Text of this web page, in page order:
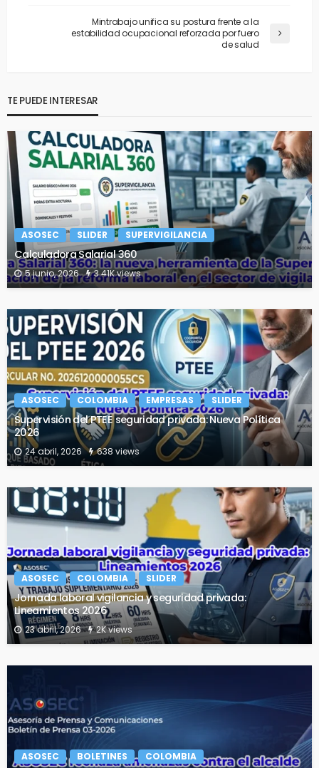
Mintrabajo unifica su postura frente a la
estabilidad ocupacional reforzada por fuero
de salud
TE PUEDE INTERESAR
ASOSEC SLIDER SUPERVIGILANCIA
Calculadora Salarial 360
5 junio, 2026 3.41K views
ASOSEC COLOMBIA EMPRESAS SLIDER
Supervisión del PTEE seguridad privada: Nueva Política
2026
24 abril, 2026 638 views
ASOSEC COLOMBIA SLIDER
Jornada laboral vigilancia y seguridad privada:
Lineamientos 2026
23 abril, 2026 2K views
ASOSEC BOLETINES COLOMBIA